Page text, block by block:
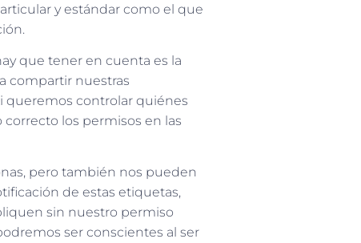
y estándar como el que
que tener en cuenta es la
compartir nuestras
queremos controlar quiénes
los permisos en las
pero también nos pueden
de estas etiquetas,
sin nuestro permiso
ser conscientes al ser